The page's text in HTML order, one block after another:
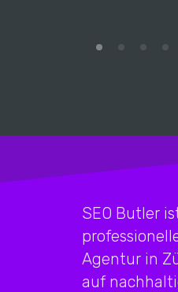
SEO Butler
Agentur in
auf